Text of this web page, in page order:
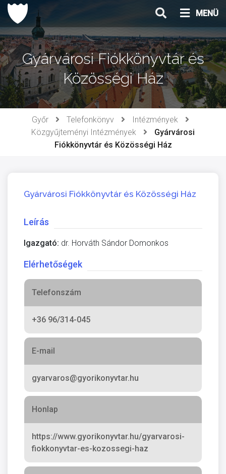
Ugrás
tartalomhoz
MENÜ
Gyárvárosi Fiókkönyvtár és
Közösségi Ház
Győr Telefonkönyv
Intézmények
Közgyűjteményi Intézmények
Gyárvárosi
Fiókkönyvtár és Közösségi Ház
Gyárvárosi Fiókkönyvtár és Közösségi Ház
Leírás
Igazgató: dr. Horváth Sándor Domonkos
Elérhetőségek
Telefonszám
+36 96/314-045
E-mail
gyarvaros@gyorikonyvtar.hu
Honlap
https://www.gyorikonyvtar.hu/gyarvarosi-
fiokkonyvtar-es-kozossegi-haz